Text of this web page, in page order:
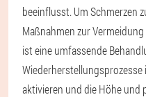
beeinflusst. Um Schmerzen
Maßnahmen zur
ist eine umfassende
Wiederherstellungsprozesse
aktivieren und die Höhe und